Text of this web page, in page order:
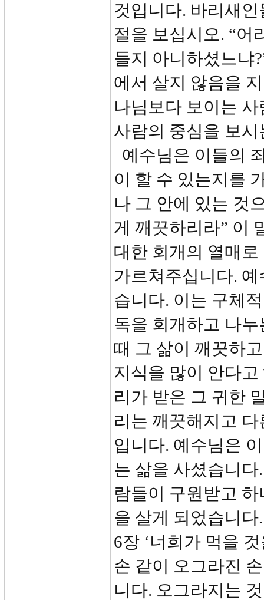
것입니다. 바리새
절을 보십시오. “어
들지 아니하셨느냐
에서 살지 않음을
나님보다 보이는
사람의 중심을 보
예수님은 이들의
이 할 수 있는지를
나 그 안에 있는 것
게 깨끗하리라” 이
대한 회개의 열매
가르쳐주십니다.
습니다. 이는 구체
독을 회개하고 나
때 그 삶이 깨끗하
지식을 많이 안다
리가 받은 그 귀한
리는 깨끗해지고
입니다. 예수님은
는 삶을 사셨습니
람들이 구원받고
을 살게 되었습니다
6장 ‘너희가 먹을
손 같이 오그라진
니다. 오그라지는